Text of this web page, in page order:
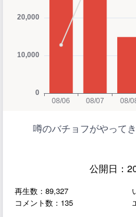
噂のバチョフがやって
公開日：
再生数：89,327
コメント数：135